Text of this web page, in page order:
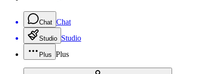
Chat Chat
Studio Studio
Plus Plus